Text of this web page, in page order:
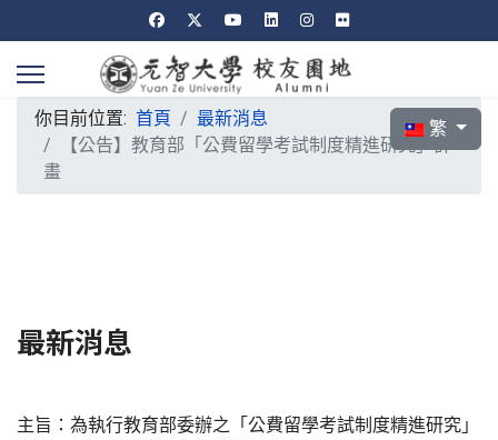
選擇你的語言
繁
你目前位置: 首頁
最新消息
【公告】教育部「公費留學考試制度精進研究」計
畫
最新消息
主旨：為執行教育部委辦之「公費留學考試制度精進研究」